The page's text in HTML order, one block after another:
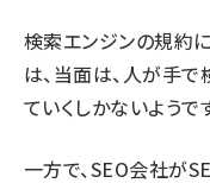
検索エンジンの規約
は、当面は、人が手
ていくしかないようで
一方で、SEO会社が